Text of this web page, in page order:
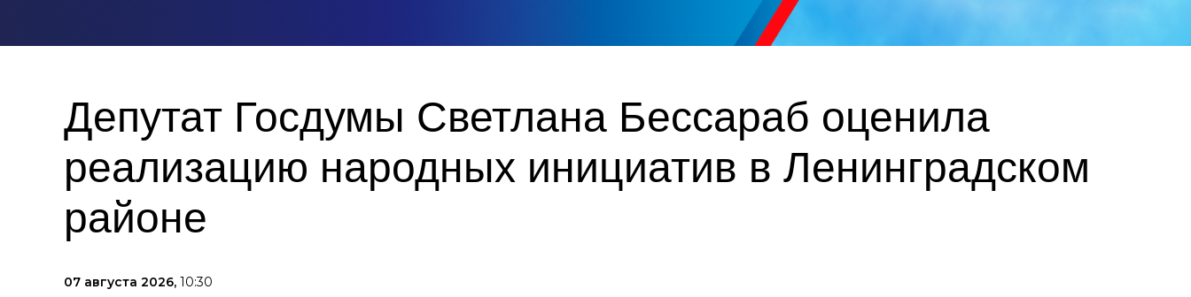
Депутат Госдумы Светлана Бессараб оценила
реализацию народных инициатив в Ленинградском
районе
07 августа 2026, 10:30